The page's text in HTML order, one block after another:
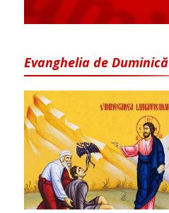
Evanghelia de Duminică